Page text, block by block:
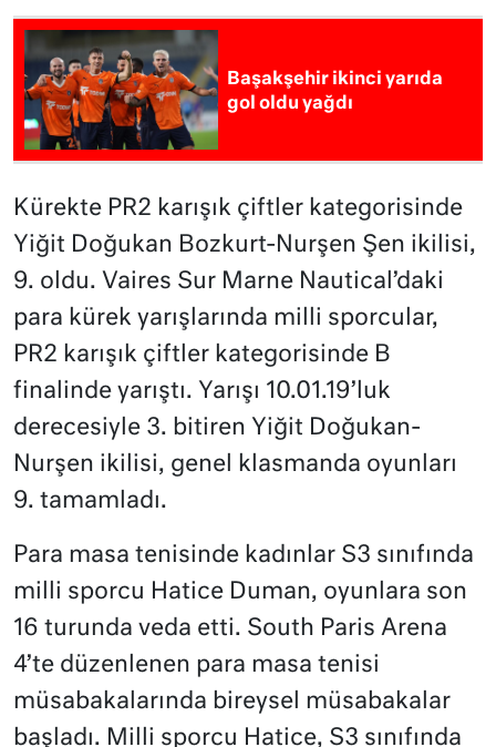
Başakşehir ikinci yarıda
gol oldu yağdı
Kürekte PR2 karışık çiftler kategorisinde
Yiğit Doğukan Bozkurt-Nurşen Şen ikilisi,
9. oldu. Vaires Sur Marne Nautical’daki
para kürek yarışlarında milli sporcular,
PR2 karışık çiftler kategorisinde B
finalinde yarıştı. Yarışı 10.01.19’luk
derecesiyle 3. bitiren Yiğit Doğukan-
Nurşen ikilisi, genel klasmanda oyunları
9. tamamladı.
Para masa tenisinde kadınlar S3 sınıfında
milli sporcu Hatice Duman, oyunlara son
16 turunda veda etti. South Paris Arena
4’te düzenlenen para masa tenisi
müsabakalarında bireysel müsabakalar
başladı. Milli sporcu Hatice, S3 sınıfında